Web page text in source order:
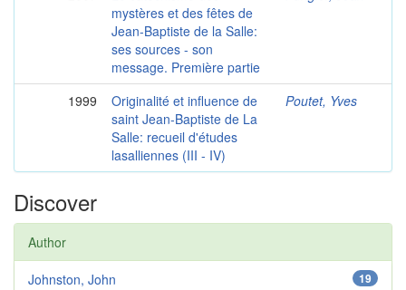
mystères et des fêtes de
Jean-Baptiste de la Salle:
ses sources - son
message. Première partie
1999
Originalité et influence de
saint Jean-Baptiste de La
Salle: recueil d'études
lasalliennes (III - IV)
Poutet, Yves
Discover
Author
19
Johnston, John